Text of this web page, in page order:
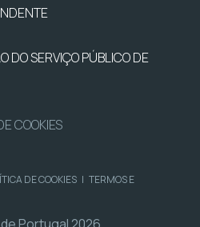
DO SERVIÇO PÚBLICO DE
COOKIES
DE COOKIES | TERMOS E